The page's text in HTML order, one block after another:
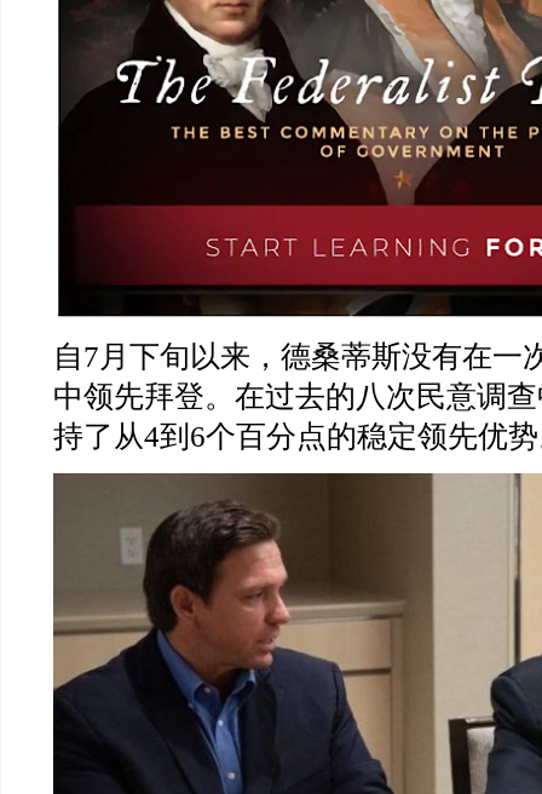
自7 月下旬以来，德桑蒂斯没有在一
中领先拜登。在过去的八次民意调
持了从4到 6个百分点的稳定领先优